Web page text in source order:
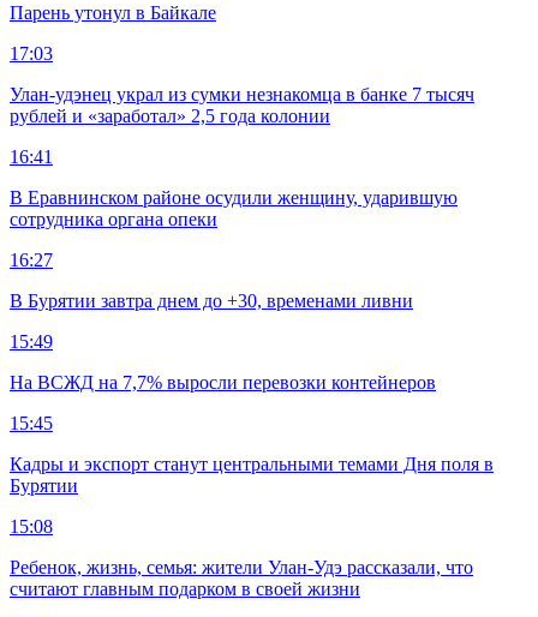
Парень утонул в Байкале
17:03
Улан-удэнец украл из сумки незнакомца в банке 7 тысяч
рублей и «заработал» 2,5 года колонии
16:41
В Еравнинском районе осудили женщину, ударившую
сотрудника органа опеки
16:27
В Бурятии завтра днем до +30, временами ливни
15:49
На ВСЖД на 7,7% выросли перевозки контейнеров
15:45
Кадры и экспорт станут центральными темами Дня поля в
Бурятии
15:08
Ребенок, жизнь, семья: жители Улан-Удэ рассказали, что
считают главным подарком в своей жизни